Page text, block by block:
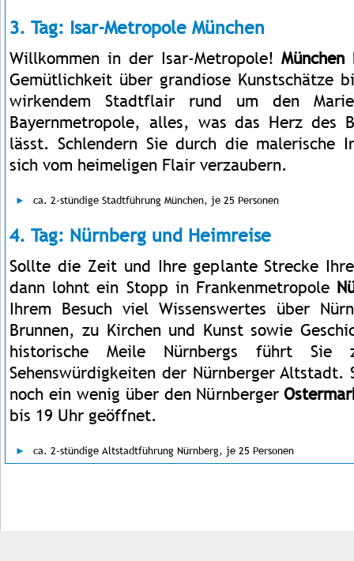
3. Tag: Isar-Metropole München
Willkommen in der Isar-Metropole!München
Gemütlichkeit über grandiose Kunstschätze
wirkendem Stadtflair rund um den
Bayernmetropole, alles, was das Herz des
lässt. Schlendern Sie durch die malerische
sich vom heimeligen Flair verzaubern.
ca. 2-stündige Stadtführung München, je 25 Personen
4. Tag: Nürnberg und Heimreise
Sollte die Zeit und Ihre geplante Strecke
dann lohnt ein Stopp in Frankenmetropole
Ihrem Besuch viel Wissenswertes über
Brunnen, zu Kirchen und Kunst sowie
historische Meile Nürnbergs führt Sie
Sehenswürdigkeiten der Nürnberger Altstadt.
noch ein wenig über den Nürnberger
bis 19 Uhr geöffnet.
ca. 2-stündige Altstadtführung Nürnberg, je 25 Personen